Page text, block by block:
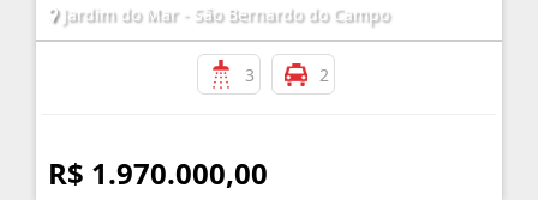
Jardim do Mar - São Bernardo do Campo
3 2
R$ 1.970.000,00